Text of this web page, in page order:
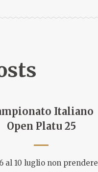
Italiano
Open Platu 25
al 10 luglio non prendere